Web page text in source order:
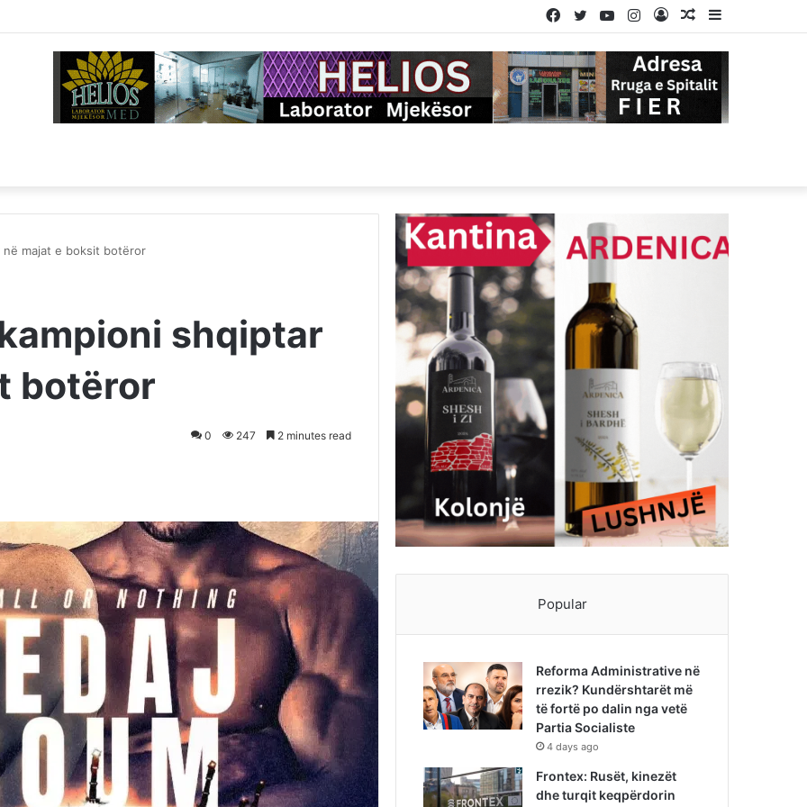
Sidebar
Random
Log
Instagram
YouTube
Twitter
Facebook
majat e boksit botëror
shqiptar
botëror
0 247 2 minutes read
Popular
Reforma Administrative në
rrezik? Kundërshtarët më
të fortë po dalin nga vetë
Partia Socialiste
4 days ago
Frontex: Rusët, kinezët
dhe turqit keqpërdorin